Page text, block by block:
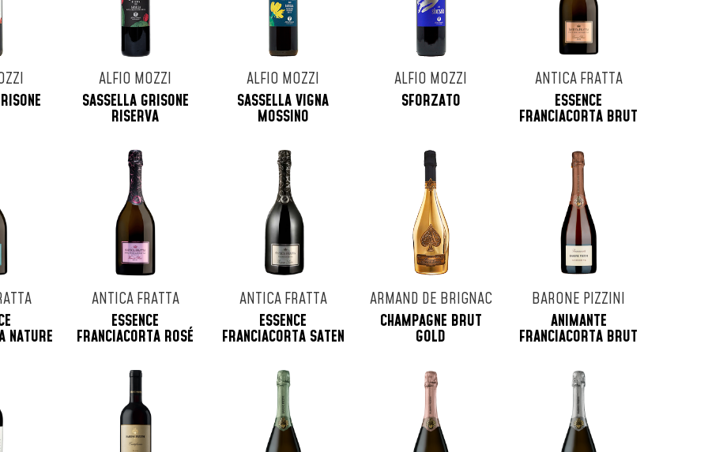
ALFIO MOZZI
SASSELLA GRISONE
RISERVA
ALFIO MOZZI
SASSELLA VIGNA
MOSSINO
ALFIO MOZZI
SFORZATO
ANTICA FRATTA
ESSENCE
FRANCIACORTA BRUT
NATURE
ANTICA FRATTA
ESSENCE
FRANCIACORTA ROSÉ
ANTICA FRATTA
ESSENCE
FRANCIACORTA SATEN
ARMAND DE BRIGNAC
CHAMPAGNE BRUT
GOLD
BARONE PIZZINI
ANIMANTE
FRANCIACORTA BRUT